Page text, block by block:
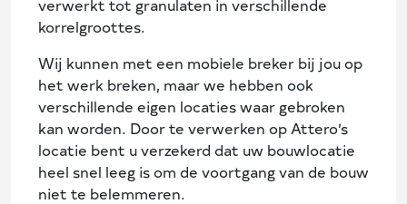
verwerkt tot granulaten in verschillende
korrelgroottes.
Wij kunnen met een mobiele breker bij jou op
het werk breken, maar we hebben ook
verschillende eigen locaties waar gebroken
kan worden. Door te verwerken op Attero’s
locatie bent u verzekerd dat uw bouwlocatie
heel snel leeg is om de voortgang van de bouw
niet te belemmeren.